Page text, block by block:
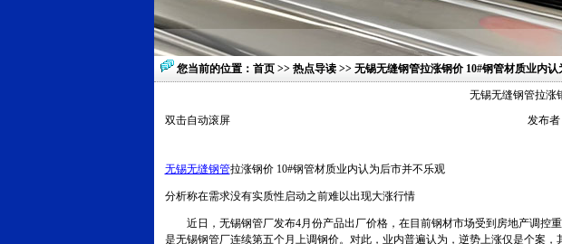
您当前的位置： 首页 >> 热点导读 >> 无锡无缝钢管拉涨钢价 10#钢管材质业内
无锡无缝钢管拉涨
双击自动滚屏
发布者
无锡无缝钢管拉涨钢价 10#钢管材质业内认为后市并不乐观
分析称在需求没有实质性启动之前难以出现大涨行情
近日，无锡钢管厂发布4月份产品出厂价格，在目前钢材市场受到房地产调控
是无锡钢管厂连续第五个月上调钢价。对此，业内普遍认为，逆势上涨仅是个案